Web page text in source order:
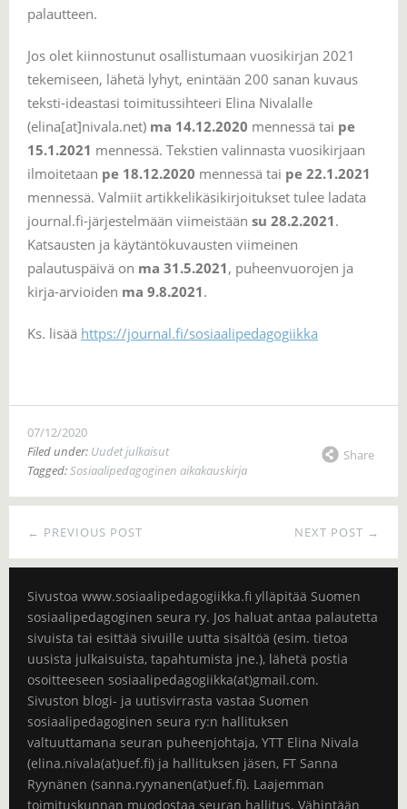
palautteen.
Jos olet kiinnostunut osallistumaan vuosikirjan 2021
tekemiseen, lähetä lyhyt, enintään 200 sanan kuvaus
teksti-ideastasi toimitussihteeri Elina Nivalalle
(elina[at]nivala.net) ma 14.12.2020 mennessä tai pe
15.1.2021 mennessä. Tekstien valinnasta vuosikirjaan
ilmoitetaan pe 18.12.2020 mennessä tai pe 22.1.2021
mennessä. Valmiit artikkelikäsikirjoitukset tulee ladata
journal.fi-järjestelmään viimeistään su 28.2.2021.
Katsausten ja käytäntökuvausten viimeinen
palautuspäivä on ma 31.5.2021, puheenvuorojen ja
kirja-arvioiden ma 9.8.2021.
Ks. lisää https://journal.fi/sosiaalipedagogiikka
07/12/2020
Filed under: Uudet julkaisut
Tagged:Sosiaalipedagoginen aikakauskirja
Share
NEXT POST →
← PREVIOUS POST
Sivustoa www.sosiaalipedagogiikka.fi ylläpitää Suomen
sosiaalipedagoginen seura ry. Jos haluat antaa palautetta
sivuista tai esittää sivuille uutta sisältöä (esim. tietoa
uusista julkaisuista, tapahtumista jne.), lähetä postia
osoitteeseen sosiaalipedagogiikka(at)gmail.com.
Sivuston blogi- ja uutisvirrasta vastaa Suomen
sosiaalipedagoginen seura ry:n hallituksen
valtuuttamana seuran puheenjohtaja, YTT Elina Nivala
(elina.nivala(at)uef.fi) ja hallituksen jäsen, FT Sanna
Ryynänen (sanna.ryynanen(at)uef.fi). Laajemman
toimituskunnan muodostaa seuran hallitus. Vähintään